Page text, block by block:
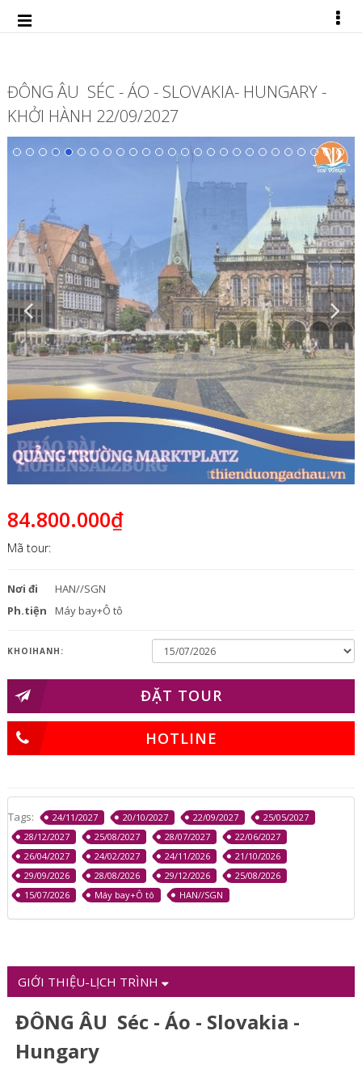
ĐÔNG ÂU SÉC - ÁO - SLOVAKIA- HUNGARY -
KHỞI HÀNH 22/09/2027
84.800.000₫
Mã tour:
Nơi đi
HAN//SGN
Ph.tiện
Máy bay+Ô tô
KHOIHANH:
ĐẶT TOUR
HOTLINE
Tags: 24/11/2027 20/10/2027 22/09/2027
25/05/2027
28/12/2027
25/08/2027 28/07/2027
22/06/2027
26/04/2027
24/02/2027 24/11/2026
21/10/2026
29/09/2026
28/08/2026 29/12/2026
25/08/2026
15/07/2026
Máy bay+Ô tô HAN//SGN
GIỚI THIỆU-LỊCH TRÌNH
ĐÔNG ÂU Séc - Áo - Slovakia -
Hungary